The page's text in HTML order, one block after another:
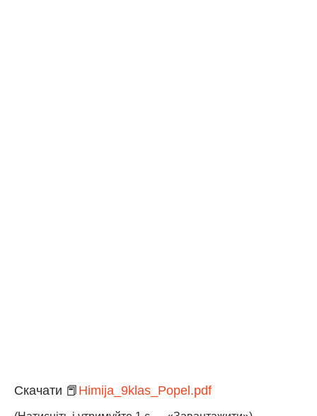
Скачати 📕 Himija_9klas_Popel.pdf